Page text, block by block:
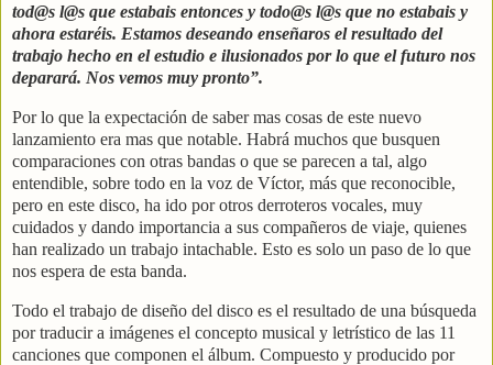
tod@s l@s que estabais entonces y todo@s l@s que no estabais y
ahora estaréis. Estamos deseando enseñaros el resultado del
trabajo hecho en el estudio e ilusionados por lo que el futuro nos
deparará. Nos vemos muy pronto”.
Por lo que la expectación de saber mas cosas de este nuevo
lanzamiento era mas que notable. Habrá muchos que busquen
comparaciones con otras bandas o que se parecen a tal, algo
entendible, sobre todo en la voz de Víctor, más que reconocible,
pero en este disco, ha ido por otros derroteros vocales, muy
cuidados y dando importancia a sus compañeros de viaje, quienes
han realizado un trabajo intachable. Esto es solo un paso de lo que
nos espera de esta banda.
Todo el trabajo de diseño del disco es el resultado de una búsqueda
por traducir a imágenes el concepto musical y letrístico de las 11
canciones que componen el álbum. Compuesto y producido por